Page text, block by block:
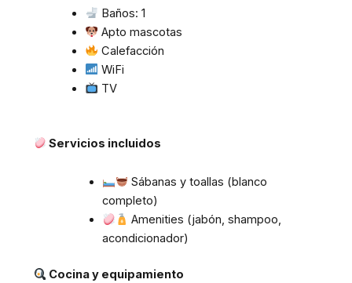
Baños: 1
Apto mascotas
Calefacción
WiFi
TV
Servicios incluidos
Sábanas y toallas (blanco
completo)
Amenities (jabón, shampoo,
acondicionador)
Cocina y equipamiento